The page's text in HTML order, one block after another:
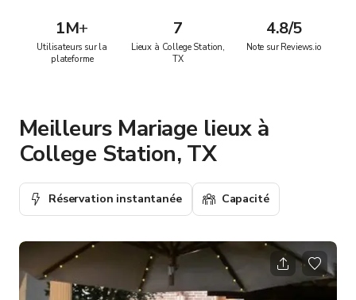
1M+
Utilisateurs sur la
plateforme
7
Lieux à College Station,
TX
4.8/5
Note sur Reviews.io
Meilleurs Mariage lieux à
College Station, TX
Réservation instantanée Capacité